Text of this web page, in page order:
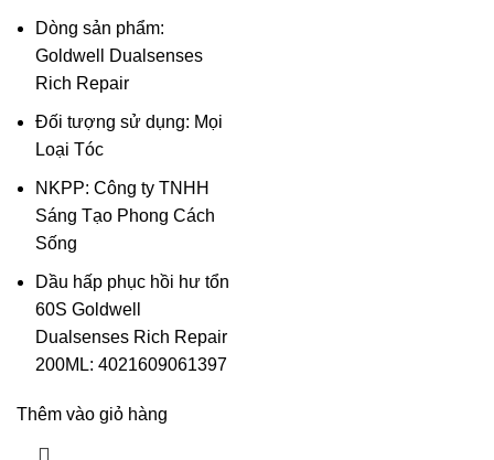
Dòng sản phẩm:
Goldwell Dualsenses
Rich Repair
Đối tượng sử dụng: Mọi
Loại Tóc
NKPP: Công ty TNHH
Sáng Tạo Phong Cách
Sống
Dầu hấp phục hồi hư tổn
60S Goldwell
Dualsenses Rich Repair
200ML: 4021609061397
Thêm vào giỏ hàng